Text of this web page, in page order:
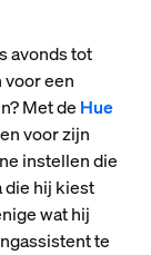
avonds tot
een
Met de Hue
voor zijn
instellen die
die hij kiest
wat hij
te